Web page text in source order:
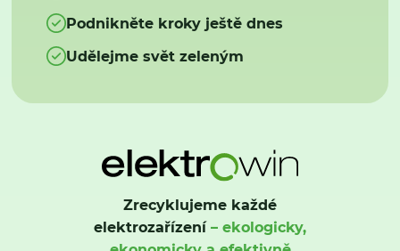
Podnikněte kroky ještě dnes
Udělejme svět zeleným
Zrecyklujeme každé
elektrozařízení– ekologicky,